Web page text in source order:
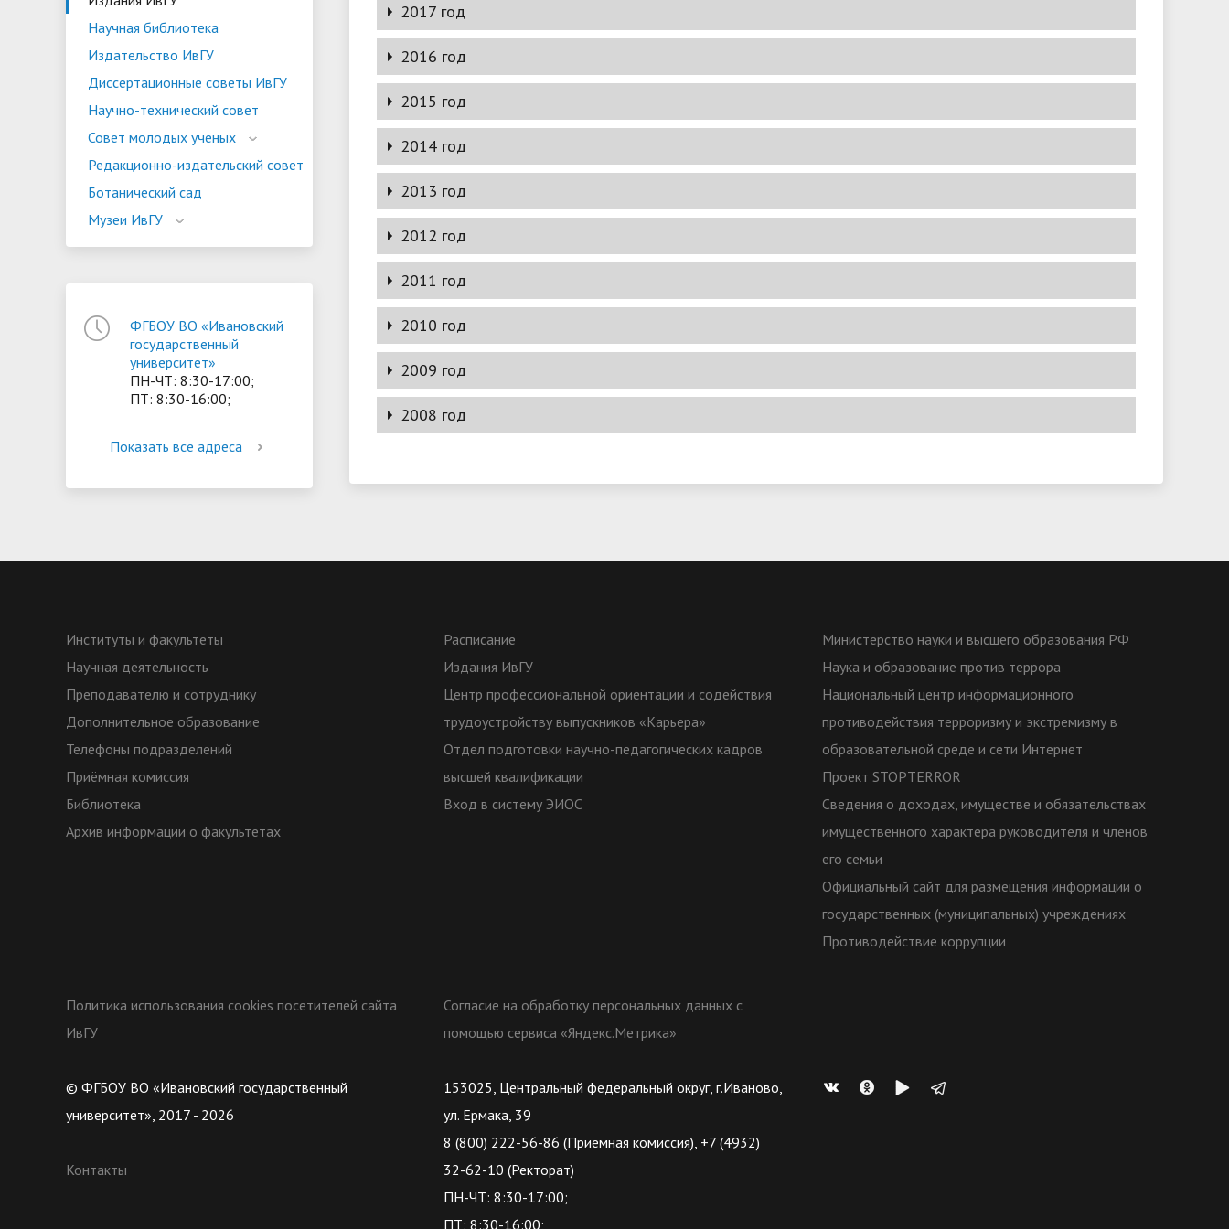
Научная библиотека
Издательство ИвГУ
Диссертационные советы ИвГУ
Научно-технический совет
Совет молодых ученых
Редакционно-издательский совет
Ботанический сад
Музеи ИвГУ
ФГБОУ ВО «Ивановский
государственный
университет»
ПН-ЧТ: 8:30-17:00;
ПТ: 8:30-16:00;
Показать все адреса
№ 3 — 2019
№ 4 — 2019
№ 1 — 2018
№ 2 — 2018
№ 3 — 2018
№ 4 — 2018
2017 год
№ 1 — 2017
№ 2 — 2017
№ 3 — 2017
№ 4 — 2017
2016 год
№ 1 — 2016
№ 2 — 2016
№ 3 — 2016
№ 4 — 2016
2015 год
№ 1 — 2015
№ 2 — 2015
№ 3 — 2015
№ 4 — 2015
2014 год
№ 1 — 2014
№ 2 — 2014
№ 3 — 2014
2013 год
№ 1 — 2013
№ 2 — 2013
№ 3 — 2013
№ 4 — 2013
2012 год
№ 1 — 2012
№ 2 — 2012
№ 3 — 2012
№ 4 — 2012
2011 год
№ 1 — 2011
№ 2 — 2011
№ 3 — 2011
№ 4 — 2011
2010 год
№ 1 — 2010
№ 2 — 2010
№ 3 — 2010
№ 4 — 2010
2009 год
№ 1 — 2009
№ 2 — 2009
2008 год
№ 2 — 2008
Институты и факультеты
Научная деятельность
Преподавателю и сотруднику
Дополнительное образование
Телефоны подразделений
Приёмная комиссия
Библиотека
Архив информации о факультетах
Расписание
Издания ИвГУ
Центр профессиональной ориентации и содействия
трудоустройству выпускников «Карьера»
Отдел подготовки научно-педагогических кадров
высшей квалификации
Вход в систему ЭИОС
Министерство науки и высшего образования РФ
Наука и образование против террора
Национальный центр информационного
противодействия терроризму и экстремизму в
образовательной среде и сети Интернет
Проект STOPTERROR
Сведения о доходах, имуществе и обязательствах
имущественного характера руководителя и членов
его семьи
Официальный сайт для размещения информации о
государственных (муниципальных) учреждениях
Противодействие коррупции
Политика использования cookies посетителей сайта
ИвГУ
Согласие на обработку персональных данных с
помощью сервиса «Яндекс.Метрика»
© ФГБОУ ВО «Ивановский государственный
университет», 2017 - 2026
Контакты
153025, Центральный федеральный округ, г.Иваново,
ул. Ермака, 39
8 (800) 222-56-86 (Приемная комиссия), +7 (4932)
32-62-10 (Ректорат)
ПН-ЧТ: 8:30-17:00;
ПТ: 8:30-16:00;